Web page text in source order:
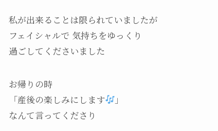
私が出来ることは限られていましたが
フェイシャルで 気持ちをゆっくり
過ごしてくださいました
お帰りの時
「産後の楽しみにします
」
なんて言ってくださり